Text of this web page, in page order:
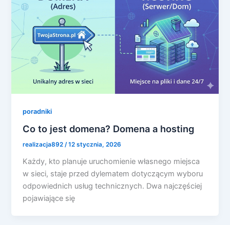
poradniki
Co to jest domena? Domena a hosting
realizacja892/12 stycznia, 2026
Każdy, kto planuje uruchomienie własnego miejsca
w sieci, staje przed dylematem dotyczącym wyboru
odpowiednich usług technicznych. Dwa najczęściej
pojawiające się